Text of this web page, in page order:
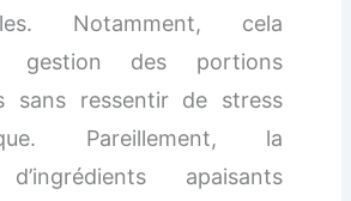
Notamment, cela
gestion des portions
sans ressentir de stress
Pareillement, la
apaisants